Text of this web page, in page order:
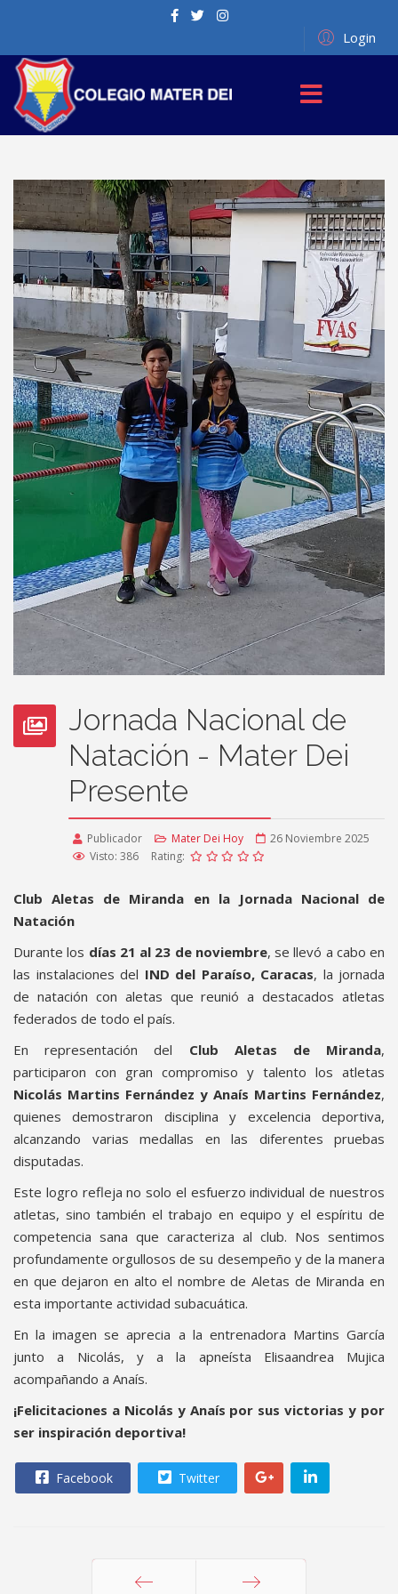
Login
Jornada Nacional de
Natación - Mater Dei
Presente
Publicador Mater Dei Hoy
26 Noviembre 2025
Visto: 386
Rating:
Club Aletas de Miranda en la Jornada Nacional de
Natación
Durante los días 21 al 23 de noviembre, se llevó a cabo en
las instalaciones del IND del Paraíso, Caracas, la jornada
de natación con aletas que reunió a destacados atletas
federados de todo el país.
En representación del Club Aletas de Miranda,
participaron con gran compromiso y talento los atletas
Nicolás Martins Fernández y Anaís Martins Fernández,
quienes demostraron disciplina y excelencia deportiva,
alcanzando varias medallas en las diferentes pruebas
disputadas.
Este logro refleja no solo el esfuerzo individual de nuestros
atletas, sino también el trabajo en equipo y el espíritu de
competencia sana que caracteriza al club. Nos sentimos
profundamente orgullosos de su desempeño y de la manera
en que dejaron en alto el nombre de Aletas de Miranda en
esta importante actividad subacuática.
En la imagen se aprecia a la entrenadora Martins García
junto a Nicolás, y a la apneísta Elisaandrea Mujica
acompañando a Anaís.
¡Felicitaciones a Nicolás y Anaís por sus victorias y por
ser inspiración deportiva!
Facebook Twitter